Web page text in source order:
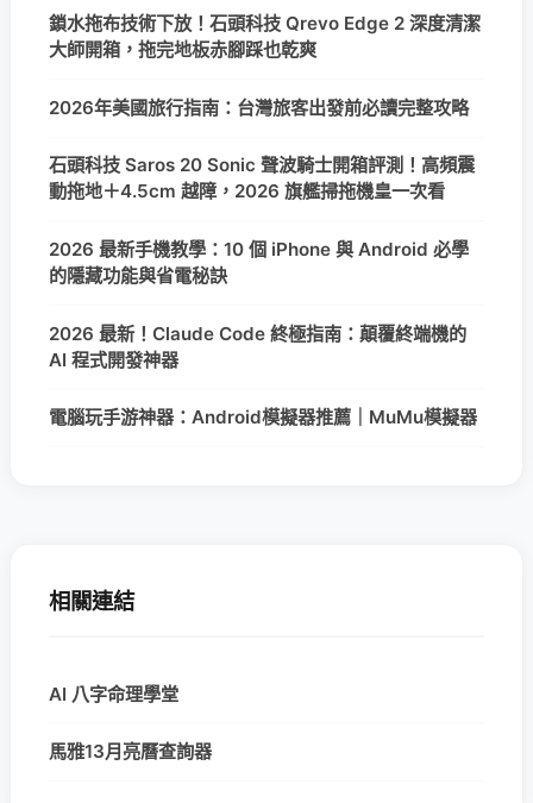
鎖水拖布技術下放！石頭科技 Qrevo Edge 2 深度清潔
大師開箱，拖完地板赤腳踩也乾爽
2026年美國旅行指南：台灣旅客出發前必讀完整攻略
石頭科技 Saros 20 Sonic 聲波騎士開箱評測！高頻震
動拖地＋4.5cm 越障，2026 旗艦掃拖機皇一次看
2026 最新手機教學：10 個 iPhone 與 Android 必學
的隱藏功能與省電秘訣
2026 最新！Claude Code 終極指南：顛覆終端機的
AI 程式開發神器
電腦玩手游神器：Android模擬器推薦｜MuMu模擬器
相關連結
AI 八字命理學堂
馬雅13月亮曆查詢器